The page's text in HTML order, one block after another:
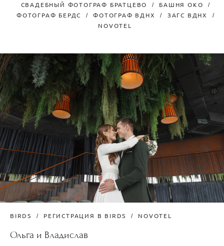
СВАДЕБНЫЙ ФОТОГРАФ БРАТЦЕВО
БАШНЯ ОКО
ФОТОГРАФ БЕРДС
ФОТОГРАФ ВДНХ
ЗАГС ВДНХ
NOVOTEL
BIRDS РЕГИСТРАЦИЯ В BIRDS NOVOTEL
Ольга и Владислав